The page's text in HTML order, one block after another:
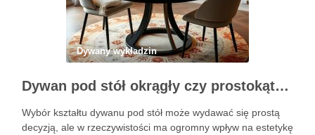
Dywany wykładzin
Dywan pod stół okrągły czy prostokątny – jak dobrać kształt i rozmiar dla wygody i stylu wnętrza
Wybór kształtu dywanu pod stół może wydawać się prostą
decyzją, ale w rzeczywistości ma ogromny wpływ na estetykę